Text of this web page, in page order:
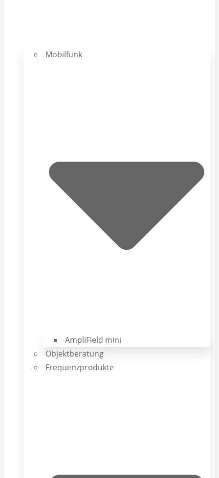
Mobilfunk
AmpliField mini
Objektberatung
Frequenzprodukte